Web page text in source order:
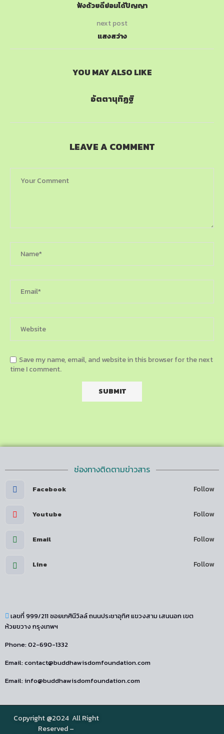
ฟังด้วยดีย่อมได้ปัญญา
next post
แสงสว่าง
YOU MAY ALSO LIKE
อัตตานุทิฏฐิ
LEAVE A COMMENT
Save my name, email, and website in this browser for the next
time I comment.
ช่องทางติดตามข่าวสาร
Facebook Follow
Youtube Follow
Email Follow
Line Follow
เลขที่ 999/211 ซอยเกศินีวิลล์ ถนนประชาอุทิศ แขวงสาม เสนนอก เขต
ห้วยขวาง กรุงเทพฯ
Phone: 02-690-1332
Email: contact@buddhawisdomfoundation.com
Email: info@buddhawisdomfoundation.com
Copyright @2024 All Right
Reserved –